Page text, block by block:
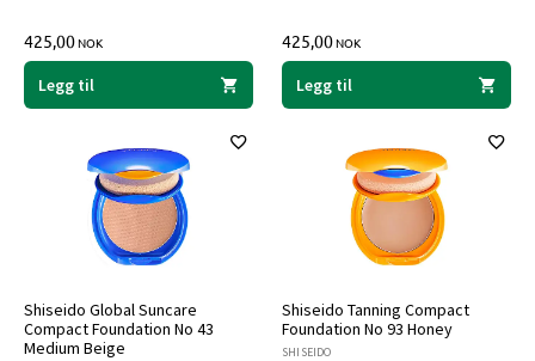
425,00NOK
Legg til
425,00NOK
Legg til
Shiseido Global Suncare
Compact Foundation No 43
Medium Beige
Shiseido Tanning Compact
Foundation No 93 Honey
SHISEIDO